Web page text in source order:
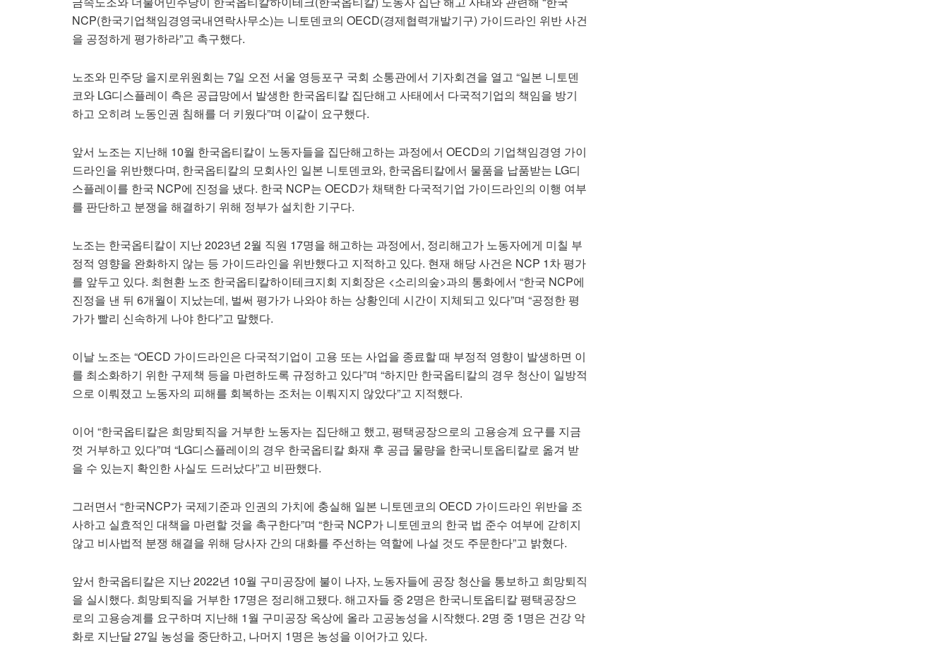
NCP(한국기업책임경영국내연락사무소)는 니토덴코의 OECD(경제협력개발기구) 가이드라인 위반 사건
을 공정하게 평가하라”고 촉구했다.
노조와 민주당 을지로위원회는 7일 오전 서울 영등포구 국회 소통관에서 기자회견을 열고 “일본 니토덴
코와 LG디스플레이 측은 공급망에서 발생한 한국옵티칼 집단해고 사태에서 다국적기업의 책임을 방기
하고 오히려 노동인권 침해를 더 키웠다”며 이같이 요구했다.
앞서 노조는 지난해 10월 한국옵티칼이 노동자들을 집단해고하는 과정에서 OECD의 기업책임경영 가이
드라인을 위반했다며, 한국옵티칼의 모회사인 일본 니토덴코와, 한국옵티칼에서 물품을 납품받는 LG디
스플레이를 한국 NCP에 진정을 냈다. 한국 NCP는 OECD가 채택한 다국적기업 가이드라인의 이행 여부
를 판단하고 분쟁을 해결하기 위해 정부가 설치한 기구다.
노조는 한국옵티칼이 지난 2023년 2월 직원 17명을 해고하는 과정에서, 정리해고가 노동자에게 미칠 부
정적 영향을 완화하지 않는 등 가이드라인을 위반했다고 지적하고 있다. 현재 해당 사건은 NCP 1차 평가
를 앞두고 있다. 최현환 노조 한국옵티칼하이테크지회 지회장은 <소리의숲>과의 통화에서 “한국 NCP에
진정을 낸 뒤 6개월이 지났는데, 벌써 평가가 나와야 하는 상황인데 시간이 지체되고 있다”며 “공정한 평
가가 빨리 신속하게 나야 한다”고 말했다.
이날 노조는 “OECD 가이드라인은 다국적기업이 고용 또는 사업을 종료할 때 부정적 영향이 발생하면 이
를 최소화하기 위한 구제책 등을 마련하도록 규정하고 있다”며 “하지만 한국옵티칼의 경우 청산이 일방적
으로 이뤄졌고 노동자의 피해를 회복하는 조처는 이뤄지지 않았다”고 지적했다.
이어 “한국옵티칼은 희망퇴직을 거부한 노동자는 집단해고 했고, 평택공장으로의 고용승계 요구를 지금
껏 거부하고 있다”며 “LG디스플레이의 경우 한국옵티칼 화재 후 공급 물량을 한국니토옵티칼로 옮겨 받
을 수 있는지 확인한 사실도 드러났다”고 비판했다.
그러면서 “한국NCP가 국제기준과 인권의 가치에 충실해 일본 니토덴코의 OECD 가이드라인 위반을 조
사하고 실효적인 대책을 마련할 것을 촉구한다”며 “한국 NCP가 니토덴코의 한국 법 준수 여부에 갇히지
않고 비사법적 분쟁 해결을 위해 당사자 간의 대화를 주선하는 역할에 나설 것도 주문한다”고 밝혔다.
앞서 한국옵티칼은 지난 2022년 10월 구미공장에 불이 나자, 노동자들에 공장 청산을 통보하고 희망퇴직
을 실시했다. 희망퇴직을 거부한 17명은 정리해고됐다. 해고자들 중 2명은 한국니토옵티칼 평택공장으
로의 고용승계를 요구하며 지난해 1월 구미공장 옥상에 올라 고공농성을 시작했다. 2명 중 1명은 건강 악
화로 지난달 27일 농성을 중단하고, 나머지 1명은 농성을 이어가고 있다.